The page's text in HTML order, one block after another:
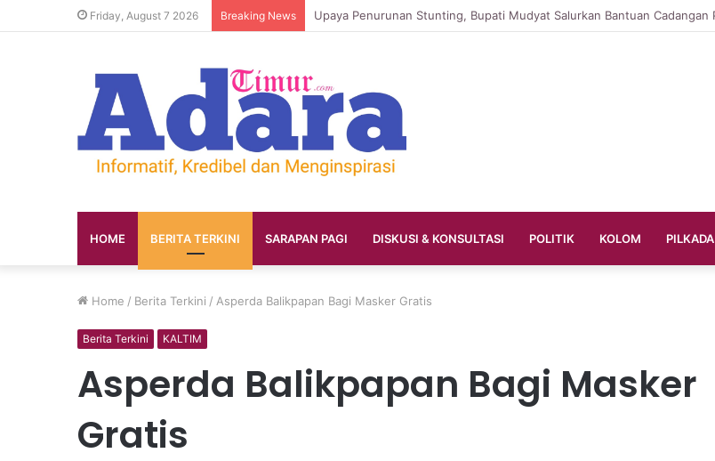
Friday, August 7 2026 Breaking News
HOME BERITA TERKINI SARAPAN PAGI DISKUSI & KONSULTASI POLITIK KOLOM PILKADA
Home / Berita Terkini / Asperda Balikpapan Bagi Masker Gratis
Berita Terkini KALTIM
Asperda Balikpapan Bagi Masker
Gratis